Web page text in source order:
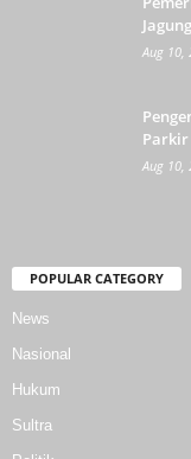
Aug 10,
Parkir
Aug 10,
POPULAR CATEGORY
News
Nasional
Hukum
Sultra